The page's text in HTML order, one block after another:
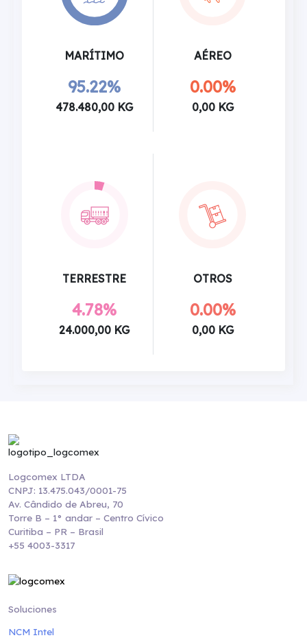
MARÍTIMO
95.22%
478.480,00 KG
AÉREO
0.00%
0,00 KG
TERRESTRE
4.78%
24.000,00 KG
OTROS
0.00%
0,00 KG
Logcomex LTDA
CNPJ: 13.475.043/0001-75
Av. Cândido de Abreu, 70
Torre B – 1° andar – Centro Cívico
Curitiba – PR – Brasil
+55 4003-3317
Soluciones
NCM Intel